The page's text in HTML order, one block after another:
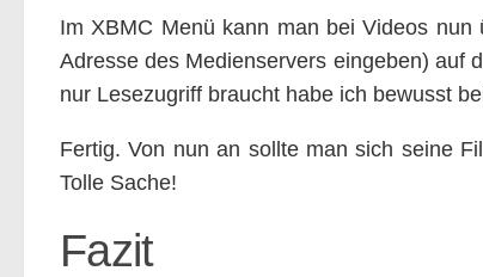
Im XBMC Menü kann man bei Videos
Adresse des Medienservers eingeben) auf
nur Lesezugriff braucht habe ich bewusst
Fertig. Von nun an sollte man sich seine
Tolle Sache!
Fazit